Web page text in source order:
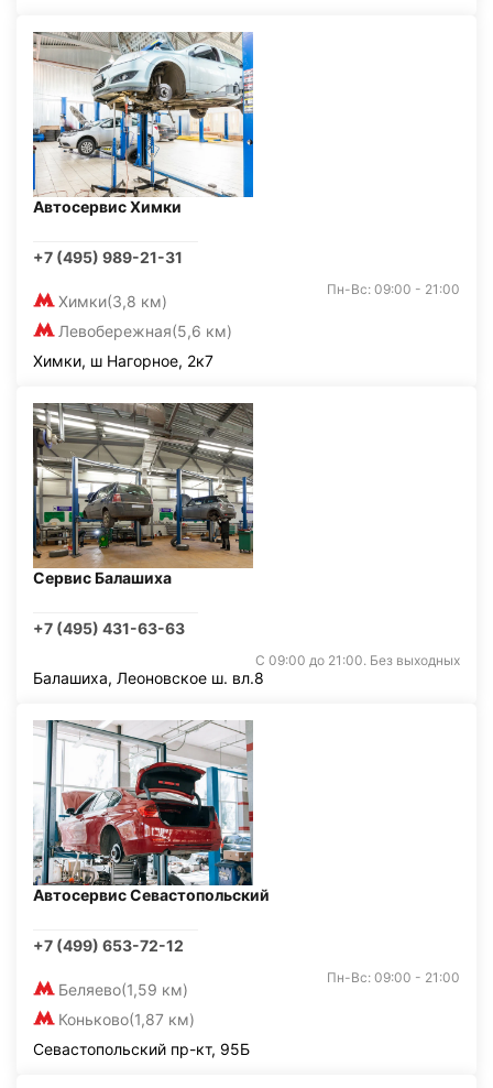
Автосервис Химки
+7 (495) 989-21-31
Химки(3,8 км)
Левобережная(5,6 км)
Пн-Вс: 09:00 - 21:00
Химки, ш Нагорное, 2к7
Сервис Балашиха
+7 (495) 431-63-63
С 09:00 до 21:00. Без выходных
Балашиха, Леоновское ш. вл.8
Автосервис Севастопольский
+7 (499) 653-72-12
Беляево(1,59 км)
Коньково(1,87 км)
Пн-Вс: 09:00 - 21:00
Севастопольский пр-кт, 95Б